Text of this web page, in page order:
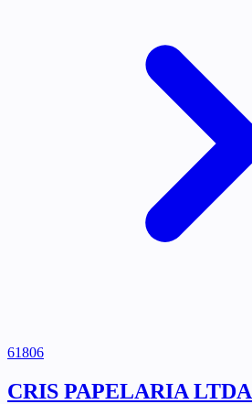
61806
CRIS PAPELARIA LTDA